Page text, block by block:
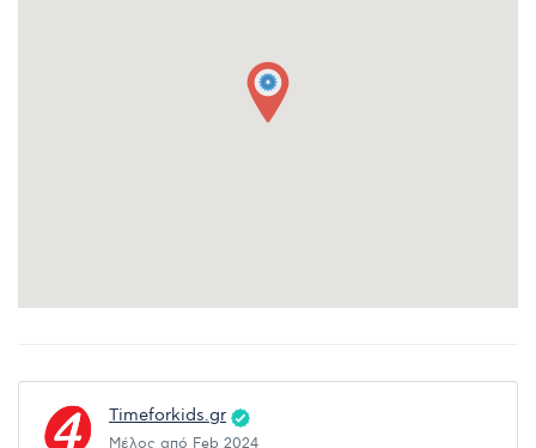
Timeforkids.gr
Μέλος από Feb 2024